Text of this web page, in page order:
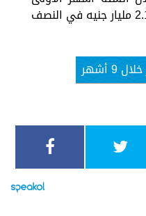
إلى 3.01 مليار جنيه، مقابل 2.1 مليار جنيه في النصف
أشهر